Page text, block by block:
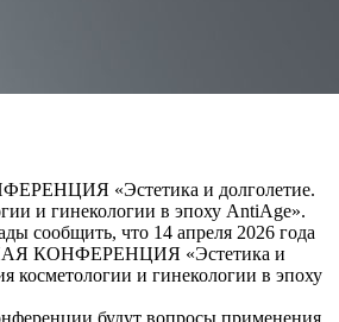
«Эстетика и долголетие.
и гинекологии в эпоху AntiAge».
сообщить, что 14 апреля 2026 года
КОНФЕРЕНЦИЯ «Эстетика и
косметологии и гинекологии в эпоху
будут вопросы применения